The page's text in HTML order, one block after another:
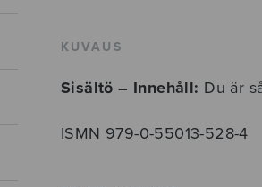
KUVAUS
Sisältö – Innehåll: Du är
ISMN 979-0-55013-528-4